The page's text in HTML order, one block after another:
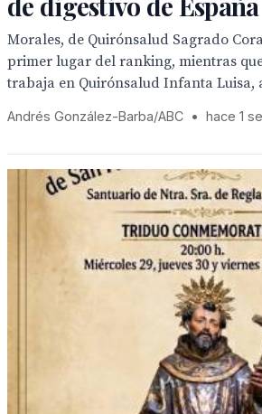
Morales, de Quirónsalud Sagrado
primer lugar del ranking, mientras
trabaja en Quirónsalud Infanta Luisa,
Andrés González-Barba/ABC • hace 1